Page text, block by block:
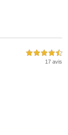
4,5 étoiles sur 5
17 avis